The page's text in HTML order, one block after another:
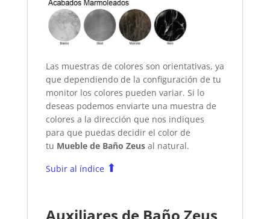
Las muestras de colores son orientativas, ya
que dependiendo de la configuración de tu
monitor los colores pueden variar. Si lo
deseas podemos enviarte una muestra de
colores a la dirección que nos indiques
para que puedas decidir el color de
tu Mueble de Baño Zeus al natural.
Subir al índice ⬆
Auxiliares de Baño Zeus